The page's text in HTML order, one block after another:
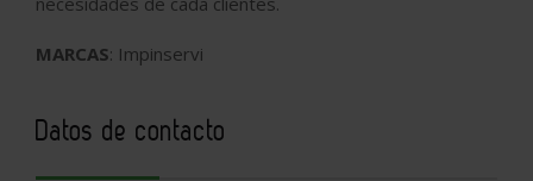
MARCAS: Impinservi
Datos de contacto